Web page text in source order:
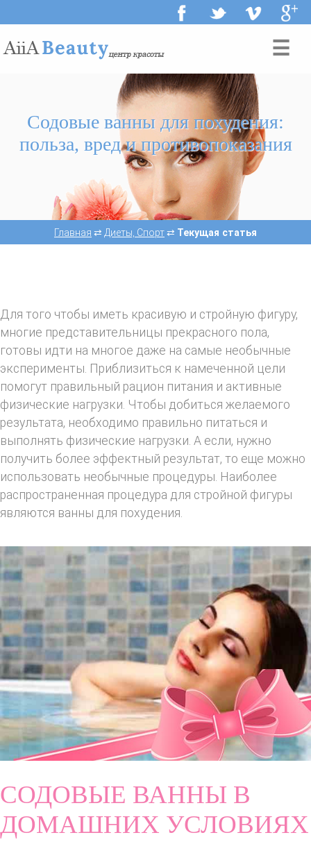
☰
Содовые ванны для похудения:
польза, вред и противопоказания
Главная ⇄ Диеты, Спорт⇄ Текущая статья
Для того чтобы иметь красивую и стройную фигуру,
многие представительницы прекрасного пола,
готовы идти на многое даже на самые необычные
эксперименты. Приблизиться к намеченной цели
помогут правильный рацион питания и активные
физические нагрузки. Чтобы добиться желаемого
результата, необходимо правильно питаться и
выполнять физические нагрузки. А если, нужно
получить более эффектный результат, то еще можно
использовать необычные процедуры. Наиболее
распространенная процедура для стройной фигуры
являются ванны для похудения.
СОДОВЫЕ ВАННЫ В
ДОМАШНИХ УСЛОВИЯХ